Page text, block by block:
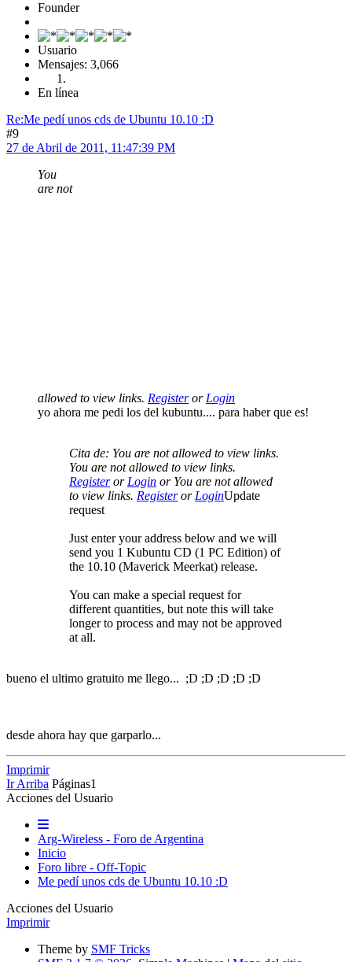
Founder
Usuario
Mensajes: 3,066
En línea
Re:Me pedí­ unos cds de Ubuntu 10.10 :D
#9
27 de Abril de 2011, 11:47:39 PM
You
are not
allowed to view links. RegisterorLogin
yo ahora me pedi los del kubuntu.... para haber que es!
Cita de: You are not allowed to view links.
You are not allowed to view links.
RegisterorLogin or You are not allowed
to view links. RegisterorLoginUpdate
request
Just enter your address below and we will
send you 1 Kubuntu CD (1 PC Edition) of
the 10.10 (Maverick Meerkat) release.
You can make a special request for
different quantities, but note this will take
longer to process and may not be approved
at all.
bueno el ultimo gratuito me llego... ;D ;D ;D ;D ;D
desde ahora hay que garparlo...
Imprimir
Ir Arriba Páginas1
Acciones del Usuario
Arg-Wireless - Foro de Argentina
Inicio
Foro libre - Off-Topic
Me pedí­ unos cds de Ubuntu 10.10 :D
Acciones del Usuario
Imprimir
Theme by SMF Tricks